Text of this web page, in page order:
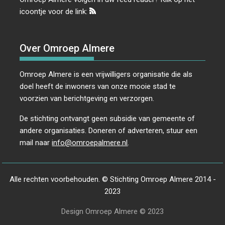
icoontje voor de link:
Over Omroep Almere
Omroep Almere is een vrijwilligers organisatie die als
doel heeft de inwoners van onze mooie stad te
voorzien van berichtgeving en verzorgen.
De stichting ontvangt geen subsidie van gemeente of
andere organisaties. Doneren of adverteren, stuur een
mail naarinfo@omroepalmere.nl.
Alle rechten voorbehouden. © Stichting Omroep Almere 2014 -
2023
Design Omroep Almere © 2023